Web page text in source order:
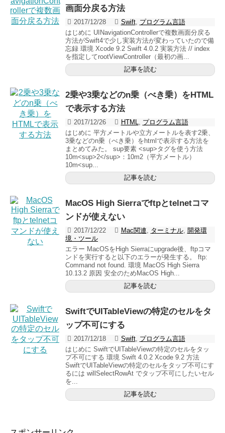
画面分戻る方法
2017/12/28 Swift, プログラム言語
はじめに UINavigationControllerで複数画面分戻る
方法がSwift4で少し実装方法が変わっていたので備
忘録 環境 Xcode 9.2 Swift 4.0.2 実装方法 // index
を指定してrootViewController（最初の画...
記事を読む
2乗や3乗などのn乗（べき乗）をHTML
で表示する方法
2017/12/26 HTML, プログラム言語
はじめに 平方メートルや立方メートルを表す2乗、
3乗などのn乗（べき乗）をhtmlで表示する方法を
まとめてみた。 sup要素 <sup>タグを使う方法
10m<sup>2</sup>：10m2（平方メートル）
10m<sup...
記事を読む
MacOS High Sierraでftpとtelnetコマ
ンドが使えない
2017/12/22 Mac関連, ターミナル, 開発環
境・ツール
エラー MacOSをHigh Sierraにupgrade後、ftpコマ
ンドを実行すると以下のエラーが発生する。 ftp:
Command not found. 環境 MacOS High Sierra
10.13.2 原因 安全のためMacOS High...
記事を読む
SwiftでUITableViewの特定のセルをタ
ップ不可にする
2017/12/18 Swift, プログラム言語
はじめに SwiftでUITableViewの特定のセルをタッ
プ不可にする 環境 Swift 4.0.2 Xcode 9.2 方法
SwiftでUITableViewの特定のセルをタップ不可にす
るには willSelectRowAt でタップ不可にしたいセル
を...
記事を読む